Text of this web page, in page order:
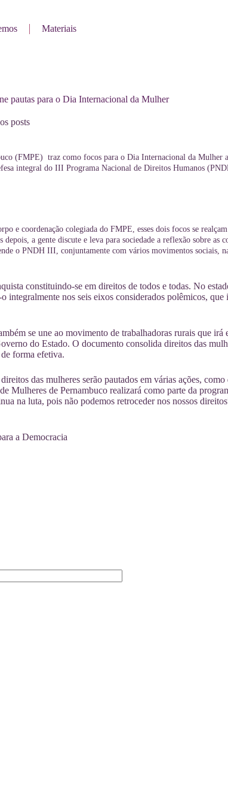
Materiais
pautas para o Dia Internacional da Mulher
posts
(FMPE) traz como focos para o Dia Internacional da Mulher
integral do III Programa Nacional de Direitos Humanos
e coordenação colegiada do FMPE, esses dois focos se
a gente discute e leva para sociedade a reflexão sobre as
o PNDH III, conjuntamente com vários movimentos sociais,
constituindo-se em direitos de todos e todas. No
integralmente nos seis eixos considerados polêmicos, que
se une ao movimento de trabalhadoras rurais que irá
do Estado. O documento consolida direitos das
forma efetiva.
das mulheres serão pautados em várias ações, como
Mulheres de Pernambuco realizará como parte da
na luta, pois não podemos retroceder nos nossos
a Democracia